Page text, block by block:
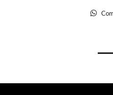
en